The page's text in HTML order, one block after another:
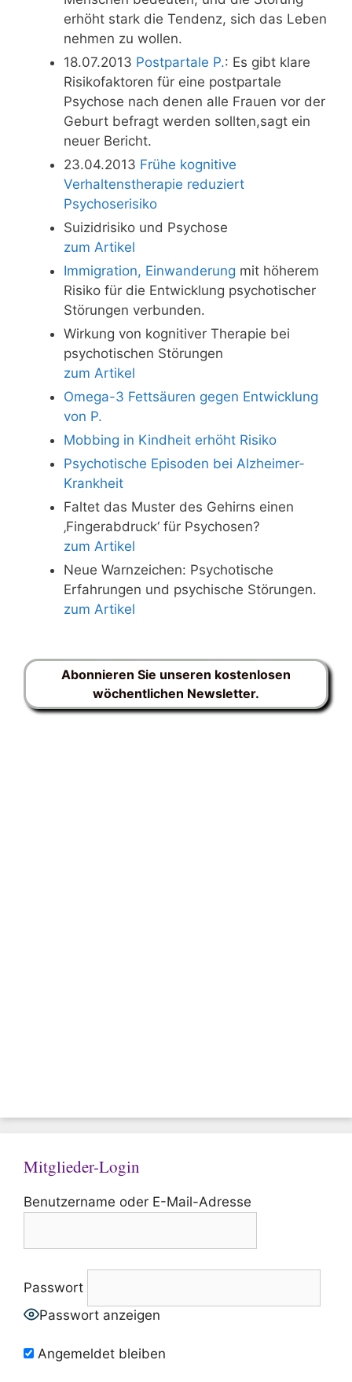
erhöht stark die Tendenz, sich das Leben
nehmen zu wollen.
18.07.2013 Postpartale P.: Es gibt klare
Risikofaktoren für eine postpartale
Psychose nach denen alle Frauen vor der
Geburt befragt werden sollten,sagt ein
neuer Bericht.
23.04.2013 Frühe kognitive
Verhaltenstherapie reduziert
Psychoserisiko
Suizidrisiko und Psychose
zum Artikel
Immigration, Einwanderung mit höherem
Risiko für die Entwicklung psychotischer
Störungen verbunden.
Wirkung von kognitiver Therapie bei
psychotischen Störungen
zum Artikel
Omega-3 Fettsäuren gegen Entwicklung
von P.
Mobbing in Kindheit erhöht Risiko
Psychotische Episoden bei Alzheimer-
Krankheit
Faltet das Muster des Gehirns einen
‚Fingerabdruck‘ für Psychosen?
zum Artikel
Neue Warnzeichen: Psychotische
Erfahrungen und psychische Störungen.
zum Artikel
Abonnieren Sie unseren kostenlosen
wöchentlichen Newsletter.
Mitglieder-Login
Benutzername oder E-Mail-Adresse
Passwort
Passwort anzeigen
Angemeldet bleiben